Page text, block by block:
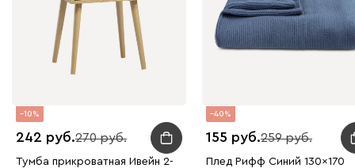
10
242 270
Тумба прикроватная Ивейн 2-
40
155 259
Плед Рифф Синий 130x170